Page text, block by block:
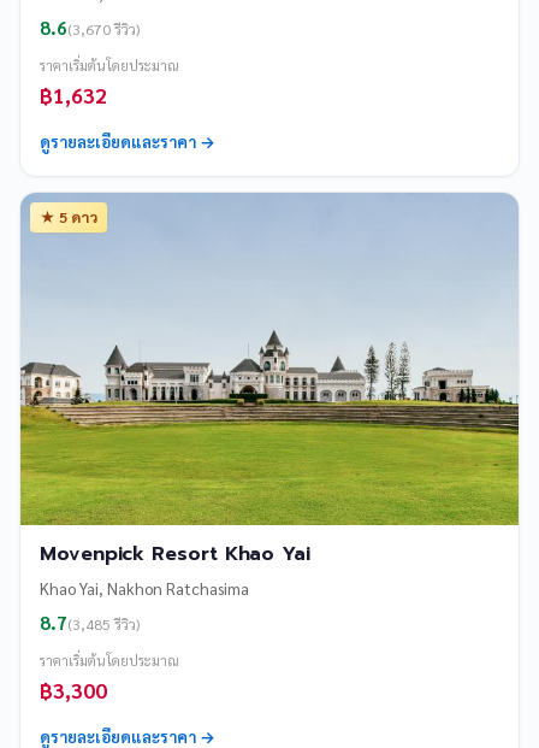
8.6(3,670 รีวิว)
ราคาเริ่มต้นโดยประมาณ
฿1,632
ดูรายละเอียดและราคา →
★ 5 ดาว
Movenpick Resort Khao Yai
Khao Yai, Nakhon Ratchasima
8.7(3,485 รีวิว)
ราคาเริ่มต้นโดยประมาณ
฿3,300
ดูรายละเอียดและราคา →